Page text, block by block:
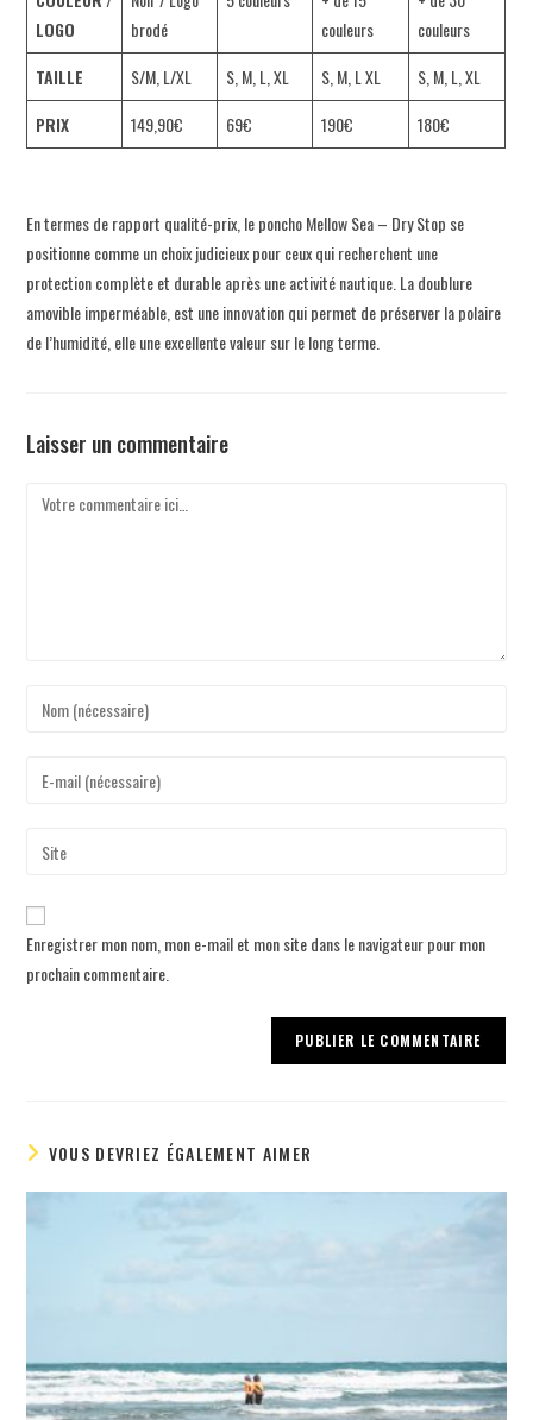
LOGO
brodé
couleurs
couleurs
TAILLE
S/M, L/XL S, M, L, XL S, M, L XL
S, M, L, XL
PRIX
149,90€ 69€ 190€ 180€
En termes de rapport qualité-prix, le poncho Mellow Sea – Dry Stop se
positionne comme un choix judicieux pour ceux qui recherchent une
protection complète et durable après une activité nautique. La doublure
amovible imperméable, est une innovation qui permet de préserver la polaire
de l’humidité, elle une excellente valeur sur le long terme.
Laisser un commentaire
Enregistrer mon nom, mon e-mail et mon site dans le navigateur pour mon
prochain commentaire.
VOUS DEVRIEZ ÉGALEMENT AIMER